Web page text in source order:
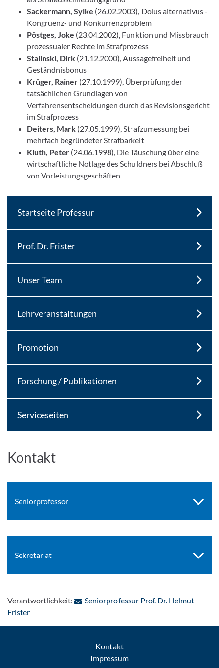
Sackermann, Sylke (26.02.2003), Dolus alternativus -
Kongruenz- und Konkurrenzproblem
Pöstges, Joke (23.04.2002), Funktion und Missbrauch
prozessualer Rechte im Strafprozess
Stalinski, Dirk (21.12.2000), Aussagefreiheit und
Geständnisbonus
Krüger, Rainer (27.10.1999), Überprüfung der
tatsächlichen Grundlagen von
Verfahrensentscheidungen durch das Revisionsgericht
im Strafprozess
Deiters, Mark (27.05.1999), Strafzumessung bei
mehrfach begründeter Strafbarkeit
Kluth, Peter (24.06.1998), Die Täuschung über eine
wirtschaftliche Notlage des Schuldners bei Abschluß
von Vorleistungsgeschäften
Startseite Professur
Prof. Dr. Frister
Unser Team
Lehrveranstaltungen
Promotion
Forschung / Publikationen
Serviceseiten
Kontakt
Seniorprofessor
Sekretariat
Verantwortlichkeit:
Seniorprofessur Prof. Dr. Helmut
Frister: Per E-Mail kontaktieren
Kontakt
Impressum